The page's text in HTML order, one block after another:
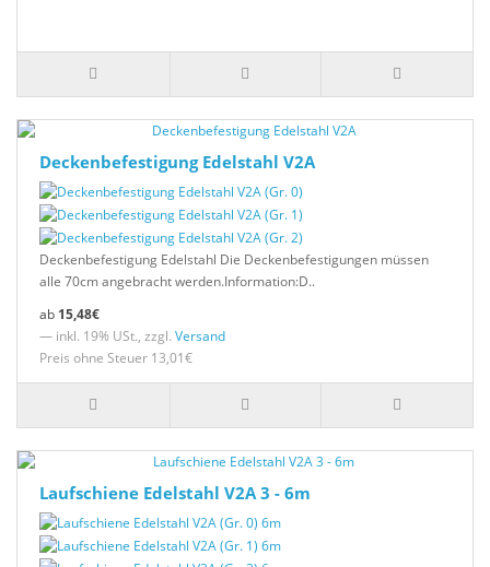
Deckenbefestigung Edelstahl V2A
Deckenbefestigung Edelstahl Die Deckenbefestigungen müssen
alle 70cm angebracht werden.Information:D..
15,48€
— inkl. 19% USt., zzgl. Versand
Preis ohne Steuer 13,01€
Laufschiene Edelstahl V2A 3 - 6m